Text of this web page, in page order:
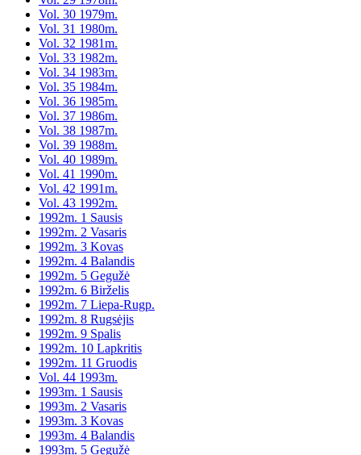
Vol. 30 1979m.
Vol. 31 1980m.
Vol. 32 1981m.
Vol. 33 1982m.
Vol. 34 1983m.
Vol. 35 1984m.
Vol. 36 1985m.
Vol. 37 1986m.
Vol. 38 1987m.
Vol. 39 1988m.
Vol. 40 1989m.
Vol. 41 1990m.
Vol. 42 1991m.
Vol. 43 1992m.
1992m. 1 Sausis
1992m. 2 Vasaris
1992m. 3 Kovas
1992m. 4 Balandis
1992m. 5 Gegužė
1992m. 6 Birželis
1992m. 7 Liepa-Rugp.
1992m. 8 Rugsėjis
1992m. 9 Spalis
1992m. 10 Lapkritis
1992m. 11 Gruodis
Vol. 44 1993m.
1993m. 1 Sausis
1993m. 2 Vasaris
1993m. 3 Kovas
1993m. 4 Balandis
1993m. 5 Gegužė